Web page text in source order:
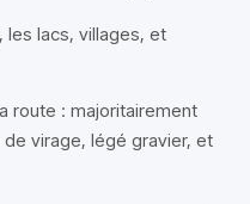
les lacs, villages, et
route : majoritairement
virage, légé gravier, et